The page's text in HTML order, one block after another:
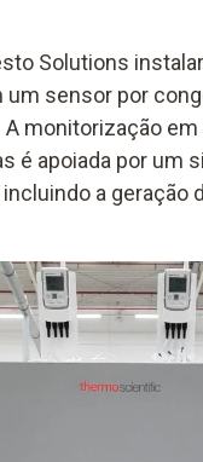
Solutions
sensor por
monitorização
é apoiada por um
a geração